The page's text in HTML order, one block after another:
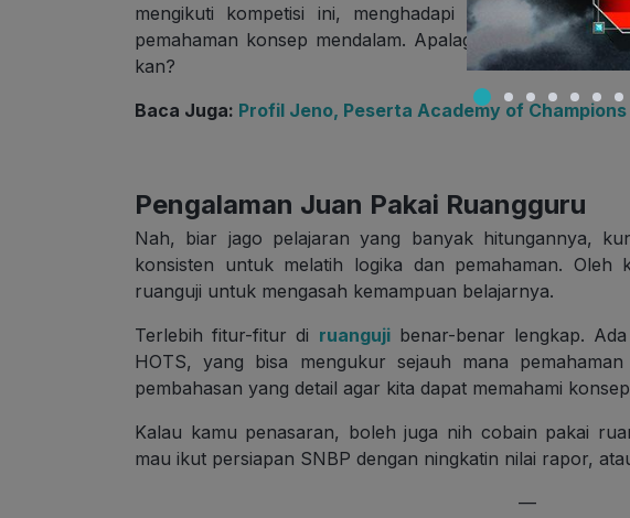
mengikuti kompetisi ini, menghadapi soal-soal Fisika
pemahaman konsep mendalam. Apalagi, Juan masih
kan?
Baca Juga: Profil Jeno, Peserta Academy of Champions
Pengalaman Juan Pakai Ruangguru
Nah, biar jago pelajaran yang banyak hitungannya,
konsisten untuk melatih logika dan pemahaman. Oleh
ruanguji untuk mengasah kemampuan belajarnya.
Terlebih fitur-fitur di ruangujibenar-benar lengkap.
HOTS, yang bisa mengukur sejauh mana
pembahasan yang detail agar kita dapat memahami
Kalau kamu penasaran, boleh juga nih cobain pakai
mau ikut persiapan SNBP dengan ningkatin nilai rapor,
—